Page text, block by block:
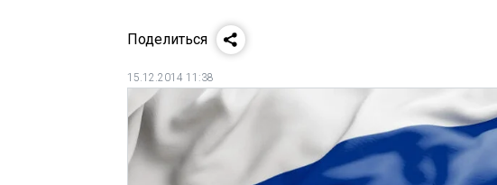
Поделиться
15.12.2014 11:38